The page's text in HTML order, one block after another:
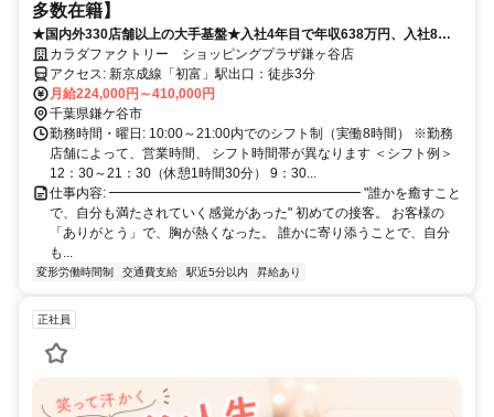
多数在籍】
★国内外330店舗以上の大手基盤★入社4年目で年収638万円、入社8年
目で年収923万円の実績あり！
カラダファクトリー ショッピングプラザ鎌ヶ谷店
アクセス: 新京成線「初富」駅出口：徒歩3分
月給224,000円～410,000円
千葉県鎌ケ谷市
勤務時間・曜日: 10:00～21:00内でのシフト制（実働8時間） ※勤務
店舗によって、営業時間、 シフト時間帯が異なります ＜シフト例＞
12：30～21：30（休憩1時間30分） 9：30...
仕事内容: ━━━━━━━━━━━━━━━━━━━ "誰かを癒すこと
で、自分も満たされていく感覚があった" 初めての接客。 お客様の
「ありがとう」で、胸が熱くなった。 誰かに寄り添うことで、自分
も...
変形労働時間制 交通費支給 駅近5分以内 昇給あり
正社員